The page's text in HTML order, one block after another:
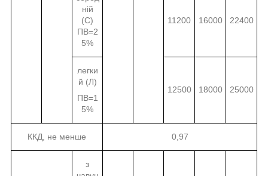
ній
(С)
ПВ=2
5%
11200 16000 22400
легки
й (Л)
ПВ=1
5%
12500 18000 25000
ККД, не менше 0,97
з